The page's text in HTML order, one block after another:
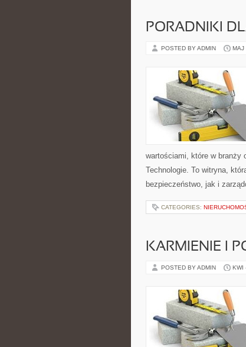
PORADNIKI
POSTED BY ADMIN MAJ
wartościami, które w branży
Technologie. To witryna,
bezpieczeństwo, jak i
CATEGORIES:
KARMIENIE I
POSTED BY ADMIN KWI